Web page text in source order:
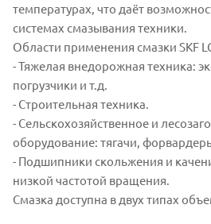
температурах, что даёт
системах смазывания техники.
Области применения смазки SKF
- Тяжелая внедорожная техника:
погрузчики и т.д.
- Строительная техника.
- Сельскохозяйственное и
оборудование: тягачи,
- Подшипники скольжения и
низкой частотой вращения.
Смазка доступна в двух типах